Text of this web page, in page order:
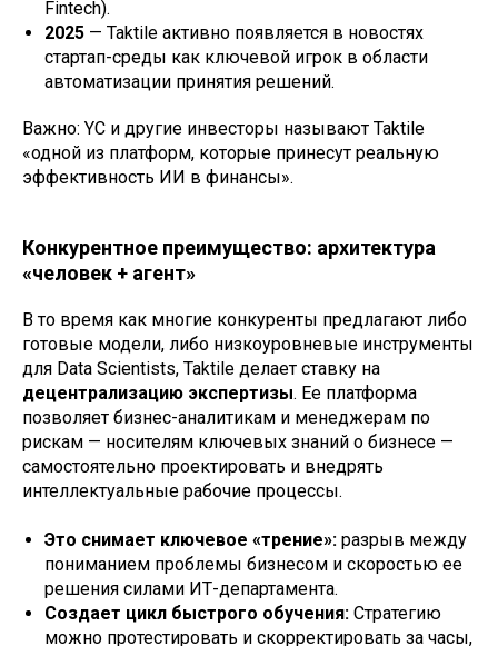
Fintech).
2025 — Taktile активно появляется в новостях
стартап-среды как ключевой игрок в области
автоматизации принятия решений.
Важно: YC и другие инвесторы называют Taktile
«одной из платформ, которые принесут реальную
эффективность ИИ в финансы».
Конкурентное преимущество: архитектура
«человек + агент»
В то время как многие конкуренты предлагают либо
готовые модели, либо низкоуровневые инструменты
для Data Scientists, Taktile делает ставку на
децентрализацию экспертизы. Ее платформа
позволяет бизнес-аналитикам и менеджерам по
рискам — носителям ключевых знаний о бизнесе —
самостоятельно проектировать и внедрять
интеллектуальные рабочие процессы.
Это снимает ключевое «трение»: разрыв между
пониманием проблемы бизнесом и скоростью ее
решения силами ИТ-департамента.
Создает цикл быстрого обучения: Стратегию
можно протестировать и скорректировать за часы,